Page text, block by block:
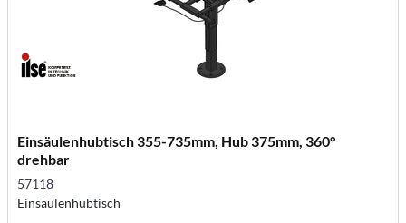
Einsäulenhubtisch 355-735mm, Hub 375mm, 360°
drehbar
57118
Einsäulenhubtisch